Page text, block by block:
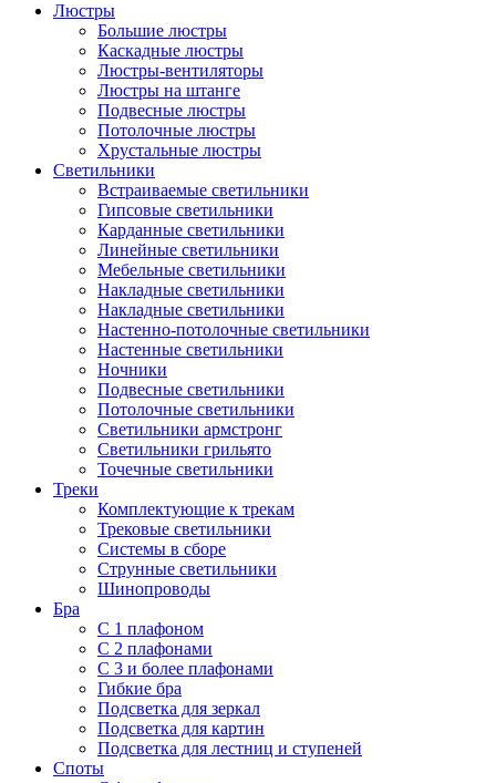
Люстры
Большие люстры
Каскадные люстры
Люстры-вентиляторы
Люстры на штанге
Подвесные люстры
Потолочные люстры
Хрустальные люстры
Светильники
Встраиваемые светильники
Гипсовые светильники
Карданные светильники
Линейные светильники
Мебельные светильники
Накладные светильники
Накладные светильники
Настенно-потолочные светильники
Настенные светильники
Ночники
Подвесные светильники
Потолочные светильники
Светильники армстронг
Светильники грильято
Точечные светильники
Треки
Комплектующие к трекам
Трековые светильники
Системы в сборе
Струнные светильники
Шинопроводы
Бра
С 1 плафоном
С 2 плафонами
С 3 и более плафонами
Гибкие бра
Подсветка для зеркал
Подсветка для картин
Подсветка для лестниц и ступеней
Споты